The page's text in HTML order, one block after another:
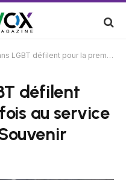
pour la première fois au service du dimanche du Souvenir
défilent
au service